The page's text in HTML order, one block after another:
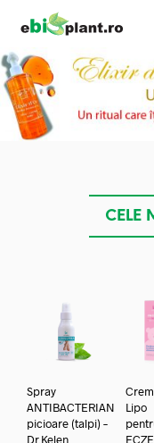
CELE
Spray
ANTIBACTERIAN
picioare (talpi) –
Dr.Kelen
Lipo